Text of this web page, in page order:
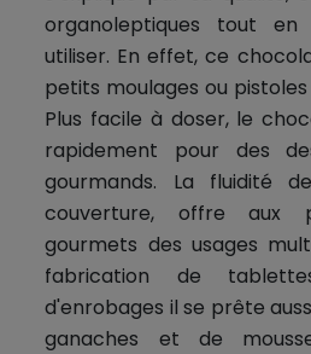
organoleptiques tout
utiliser. En effet, ce
petits moulages ou
Plus facile à doser, le
rapidement pour des
gourmands. La fluidité
couverture, offre aux
gourmets des usages
fabrication de
d'enrobages il se prête
ganaches et de